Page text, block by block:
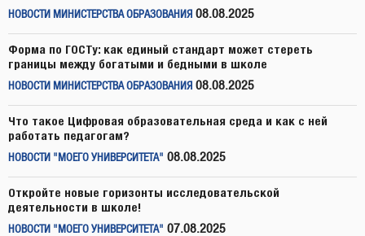
НОВОСТИ МИНИСТЕРСТВА ОБРАЗОВАНИЯ 08.08.2025
Форма по ГОСТу: как единый стандарт может стереть
границы между богатыми и бедными в школе
НОВОСТИ МИНИСТЕРСТВА ОБРАЗОВАНИЯ 08.08.2025
Что такое Цифровая образовательная среда и как с ней
работать педагогам?
НОВОСТИ "МОЕГО УНИВЕРСИТЕТА" 08.08.2025
Откройте новые горизонты исследовательской
деятельности в школе!
НОВОСТИ "МОЕГО УНИВЕРСИТЕТА" 07.08.2025